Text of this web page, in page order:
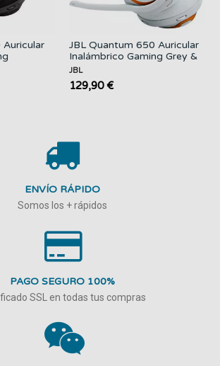
Auricular
JBL Quantum 650 Auricular
Inalámbrico Gaming Grey &
Orange
JBL
129,90 €
ENVÍO RÁPIDO
Somos los + rápidos
PAGO SEGURO 100%
SSL en todas tus compras